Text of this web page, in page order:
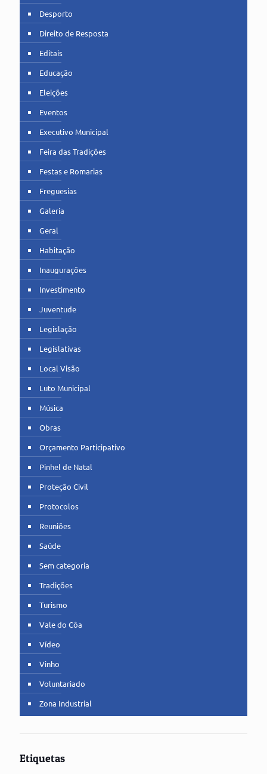
Desporto
Direito de Resposta
Editais
Educação
Eleições
Eventos
Executivo Municipal
Feira das Tradições
Festas e Romarias
Freguesias
Galeria
Geral
Habitação
Inaugurações
Investimento
Juventude
Legislação
Legislativas
Local Visão
Luto Municipal
Música
Obras
Orçamento Participativo
Pinhel de Natal
Proteção Civil
Protocolos
Reuniões
Saúde
Sem categoria
Tradições
Turismo
Vale do Côa
Vídeo
Vinho
Voluntariado
Zona Industrial
Etiquetas